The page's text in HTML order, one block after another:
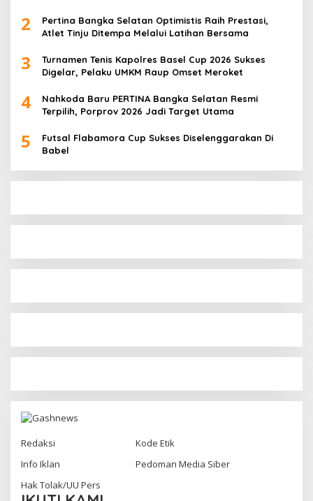
2
Pertina Bangka Selatan Optimistis Raih Prestasi,
Atlet Tinju Ditempa Melalui Latihan Bersama
3
Turnamen Tenis Kapolres Basel Cup 2026 Sukses
Digelar, Pelaku UMKM Raup Omset Meroket
4
Nahkoda Baru PERTINA Bangka Selatan Resmi
Terpilih, Porprov 2026 Jadi Target Utama
5
Futsal Flabamora Cup Sukses Diselenggarakan Di
Babel
Redaksi
Kode Etik
Info Iklan
Pedoman Media Siber
Hak Tolak/UU Pers